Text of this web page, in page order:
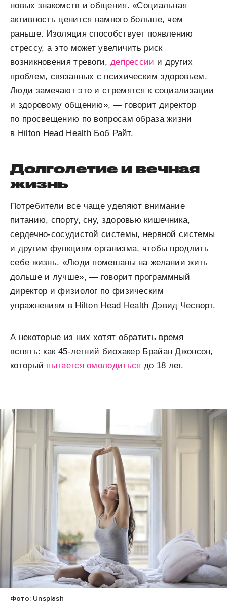
новых знакомств и общения. «Социальная
активность ценится намного больше, чем
раньше. Изоляция способствует появлению
стрессу, а это может увеличить риск
возникновения тревоги, депрессии и других
проблем, связанных с психическим здоровьем.
Люди замечают это и стремятся к социализации
и здоровому общению», — говорит директор
по просвещению по вопросам образа жизни
в Hilton Head Health Боб Райт.
Долголетие и вечная
жизнь
Потребители все чаще уделяют внимание
питанию, спорту, сну, здоровью кишечника,
сердечно-сосудистой системы, нервной системы
и другим функциям организма, чтобы продлить
себе жизнь. «Люди помешаны на желании жить
дольше и лучше», — говорит программный
директор и физиолог по физическим
упражнениям в Hilton Head Health Дэвид Чесворт.
А некоторые из них хотят обратить время
вспять: как 45-летний биохакер Брайан Джонсон,
который пытается омолодиться до 18 лет.
Фото: Unsplash